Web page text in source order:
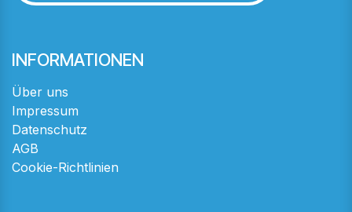
INFORMATIONEN
Über uns
Impressum
Datenschutz
AGB
Cookie-Richtlinien